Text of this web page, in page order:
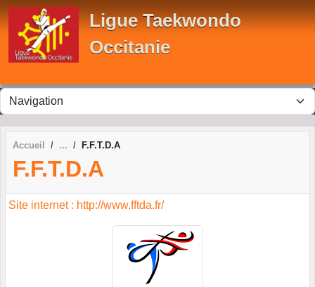
Ligue Taekwondo
Occitanie
Accueil F.F.T.D.A
F.F.T.D.A
Site internet : http://www.fftda.fr/
Panneau de gestion des cookies